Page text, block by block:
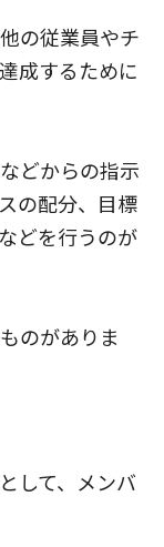
の従業員やチ
成するために
どからの指示
の配分、目標
どを行うのが
のがありま
して、メンバ